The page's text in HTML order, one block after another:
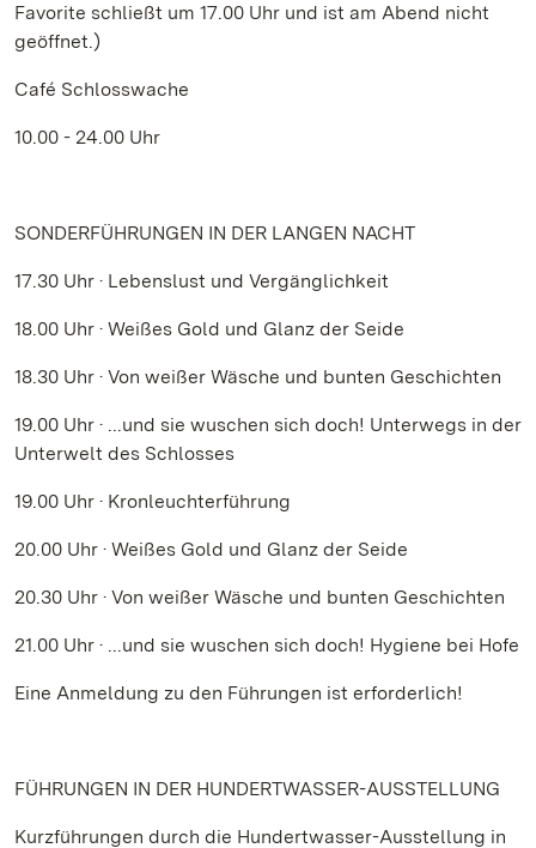
Favorite schließt um 17.00 Uhr und ist am Abend nicht
geöffnet.)
Café Schlosswache
10.00 - 24.00 Uhr
SONDERFÜHRUNGEN IN DER LANGEN NACHT
17.30 Uhr · Lebenslust und Vergänglichkeit
18.00 Uhr · Weißes Gold und Glanz der Seide
18.30 Uhr · Von weißer Wäsche und bunten Geschichten
19.00 Uhr · ...und sie wuschen sich doch! Unterwegs in der
Unterwelt des Schlosses
19.00 Uhr · Kronleuchterführung
20.00 Uhr · Weißes Gold und Glanz der Seide
20.30 Uhr · Von weißer Wäsche und bunten Geschichten
21.00 Uhr · ...und sie wuschen sich doch! Hygiene bei Hofe
Eine Anmeldung zu den Führungen ist erforderlich!
FÜHRUNGEN IN DER HUNDERTWASSER-AUSSTELLUNG
Kurzführungen durch die Hundertwasser-Ausstellung in